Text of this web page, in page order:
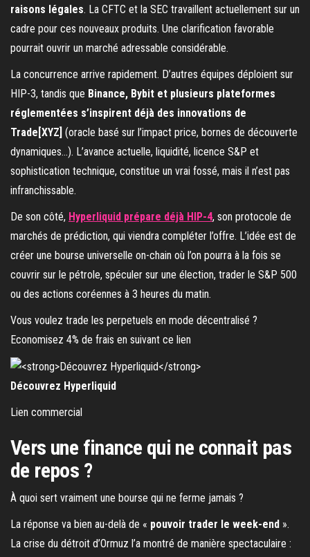
raisons légales. La CFTC et la SEC travaillent actuellement sur un
cadre pour ces nouveaux produits. Une clarification favorable
pourrait ouvrir un marché adressable considérable.
La concurrence arrive rapidement. D’autres équipes déploient sur
HIP-3, tandis que Binance, Bybit et plusieurs plateformes
réglementées s’inspirent déjà des innovations de
Trade[XYZ] (oracle basé sur l’impact price, bornes de découverte
dynamiques…). L’avance actuelle, liquidité, licence S&P et
sophistication technique, constitue un vrai fossé, mais il n’est pas
infranchissable.
De son côté, Hyperliquid prépare déjà HIP-4, son protocole de
marchés de prédiction, qui viendra compléter l’offre. L’idée est de
créer une bourse universelle on-chain où l’on pourra à la fois se
couvrir sur le pétrole, spéculer sur une élection, trader le S&P 500
ou des actions coréennes à 3 heures du matin.
Vous voulez trade les perpetuels en mode décentralisé ?
Economisez 4% de frais en suivant ce lien
Découvrez Hyperliquid
Lien commercial
Vers une finance qui ne connait pas
de repos ?
À quoi sert vraiment une bourse qui ne ferme jamais ?
La réponse va bien au-delà de « pouvoir trader le week-end ».
La crise du détroit d’Ormuz l’a montré de manière spectaculaire :